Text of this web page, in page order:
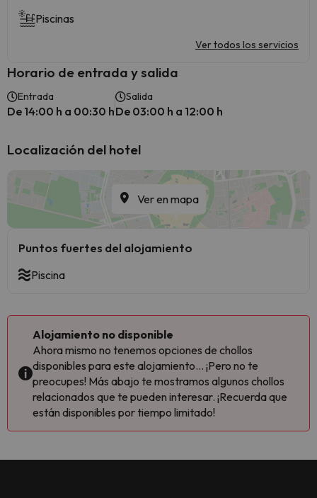
Piscinas
Ver todos los servicios
Horario de entrada y salida
Entrada
De 14:00 h a 00:30 h
Salida
De 03:00 h a 12:00 h
Localización del hotel
Ver en mapa
Puntos fuertes del alojamiento
Piscina
Alojamiento no disponible
Ahora mismo no tenemos opciones de chollos
disponibles para este alojamiento... ¡Pero no te
preocupes! Más abajo te mostramos algunos chollos
relacionados que te pueden interesar. ¡Recuerda que
están disponibles por tiempo limitado!